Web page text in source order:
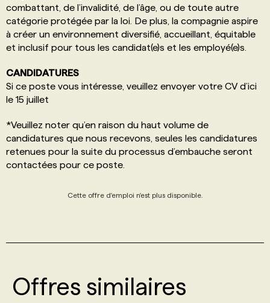
combattant, de l’invalidité, de l’âge, ou de toute autre
catégorie protégée par la loi. De plus, la compagnie aspire
à créer un environnement diversifié, accueillant, équitable
et inclusif pour tous les candidat(e)s et les employé(e)s.
CANDIDATURES
Si ce poste vous intéresse, veuillez envoyer votre CV d’ici
le 15 juillet
*Veuillez noter qu’en raison du haut volume de
candidatures que nous recevons, seules les candidatures
retenues pour la suite du processus d’embauche seront
contactées pour ce poste.
Cette offre d'emploi n'est plus disponible.
Offres similaires